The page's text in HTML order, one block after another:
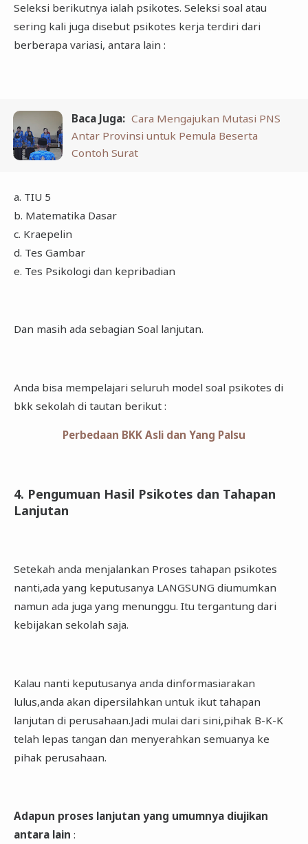
Seleksi berikutnya ialah psikotes. Seleksi soal atau
sering kali juga disebut psikotes kerja terdiri dari
berberapa variasi, antara lain :
Baca Juga: Cara Mengajukan Mutasi PNS
Antar Provinsi untuk Pemula Beserta
Contoh Surat
a. TIU 5
b. Matematika Dasar
c. Kraepelin
d. Tes Gambar
e. Tes Psikologi dan kepribadian
Dan masih ada sebagian Soal lanjutan.
Anda bisa mempelajari seluruh model soal psikotes di
bkk sekolah di tautan berikut :
Perbedaan BKK Asli dan Yang Palsu
4. Pengumuan Hasil Psikotes dan Tahapan
Lanjutan
Setekah anda menjalankan Proses tahapan psikotes
nanti,ada yang keputusanya LANGSUNG diumumkan
namun ada juga yang menunggu. Itu tergantung dari
kebijakan sekolah saja.
Kalau nanti keputusanya anda dinformasiarakan
lulus,anda akan dipersilahkan untuk ikut tahapan
lanjutan di perusahaan.Jadi mulai dari sini,pihak B-K-K
telah lepas tangan dan menyerahkan semuanya ke
pihak perusahaan.
Adapun proses lanjutan yang umumnya diujikan
antara lain :